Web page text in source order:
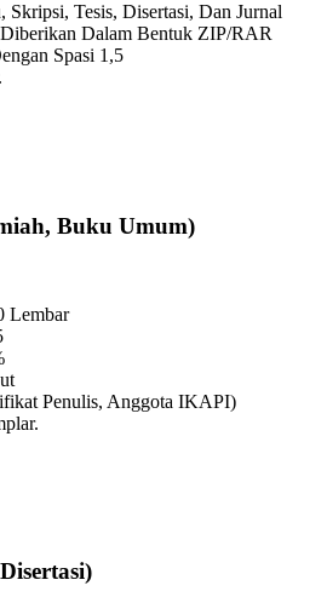
Skripsi, Tesis, Disertasi, Dan Jurnal
Dalam Bentuk ZIP/RAR
Spasi 1,5
Buku Umum)
Lembar
Penulis, Anggota IKAPI)